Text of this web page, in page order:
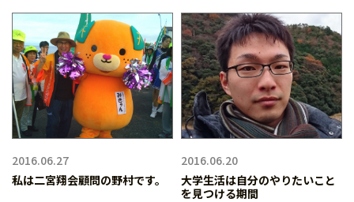
2016.06.27
私は二宮翔会顧問の野村です。
2016.06.20
大学生活は自分のやりたいこと
を見つける期間